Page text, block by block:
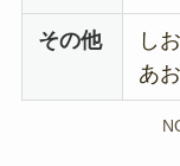
その他
し
あ